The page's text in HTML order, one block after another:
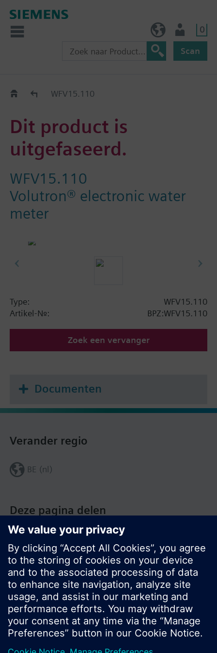
0
Scan
Old2NewWFV15.110
Dit product is
uitgefaseerd.
WFV15.110
Volutron® electronic water
meter
Type:
WFV15.110
Artikel-Nr.:
BPZ:WFV15.110
Zoek een vervanger
Documenten
Deze pagina delen
Verander regio
BE (nl)
© Siemens Nederland N.V. 2017